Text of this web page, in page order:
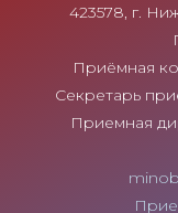
423578, г.
Приёмная
Секретарь
Приемная